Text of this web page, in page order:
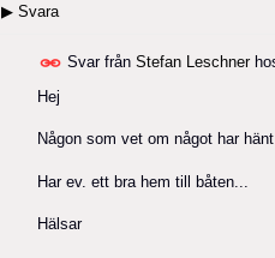
▶ Svara
Svar från Stefan Leschner
Hej
Någon som vet om något har
Har ev. ett bra hem till båten...
Hälsar